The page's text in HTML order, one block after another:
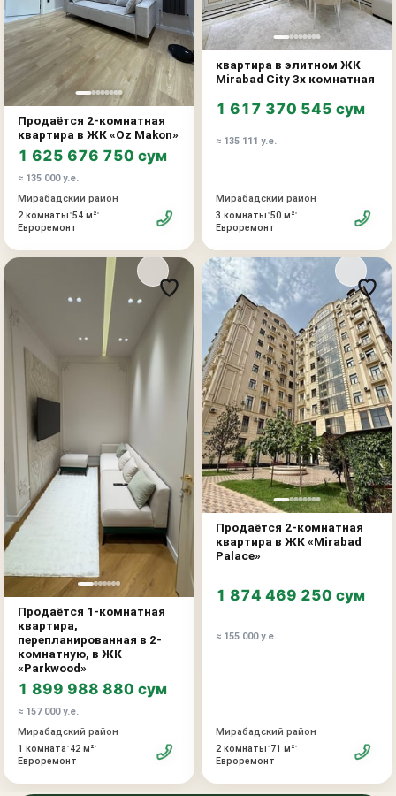
Продаётся 2-комнатная
квартира в ЖК «Oz Makon»
1 625 676 750 сум
≈ 135 000 у.е.
Мирабадский район
2 комнаты•54 м²•
Евроремонт
квартира в элитном ЖК
Mirabad City 3х комнатная
1 617 370 545 сум
≈ 135 111 у.е.
Мирабадский район
3 комнаты•50 м²•
Евроремонт
Продаётся 1-комнатная
квартира,
перепланированная в 2-
комнатную, в ЖК
«Parkwood»
1 899 988 880 сум
≈ 157 000 у.е.
Мирабадский район
1 комната•42 м²•
Евроремонт
Продаётся 2-комнатная
квартира в ЖК «Mirabad
Palace»
1 874 469 250 сум
≈ 155 000 у.е.
Мирабадский район
2 комнаты•71 м²•
Евроремонт